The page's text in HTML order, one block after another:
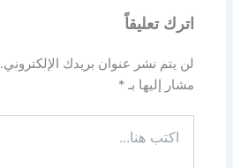
اترك تعليقاً
لن يتم نشر عنوان بريدك الإلكتروني.
مشار إليها بـ*
هنا...